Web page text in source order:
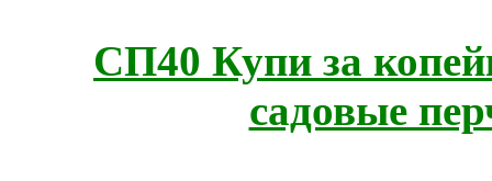
СП40 Купи за
садовые